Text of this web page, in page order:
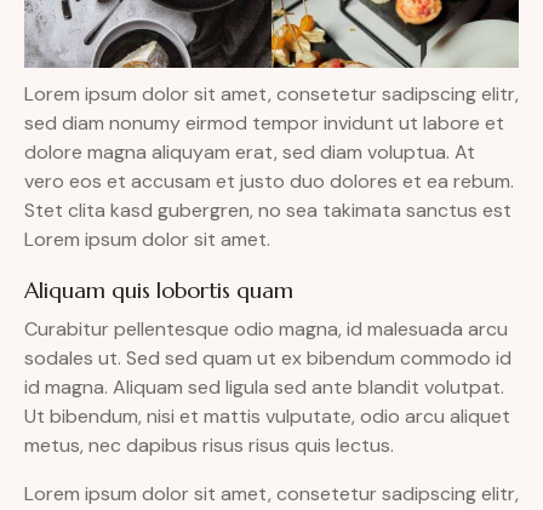
Lorem ipsum dolor sit amet, consetetur sadipscing elitr,
sed diam nonumy eirmod tempor invidunt ut labore et
dolore magna aliquyam erat, sed diam voluptua. At
vero eos et accusam et justo duo dolores et ea rebum.
Stet clita kasd gubergren, no sea takimata sanctus est
Lorem ipsum dolor sit amet.
Aliquam quis lobortis quam
Curabitur pellentesque odio magna, id malesuada arcu
sodales ut. Sed sed quam ut ex bibendum commodo id
id magna. Aliquam sed ligula sed ante blandit volutpat.
Ut bibendum, nisi et mattis vulputate, odio arcu aliquet
metus, nec dapibus risus risus quis lectus.
Lorem ipsum dolor sit amet, consetetur sadipscing elitr,